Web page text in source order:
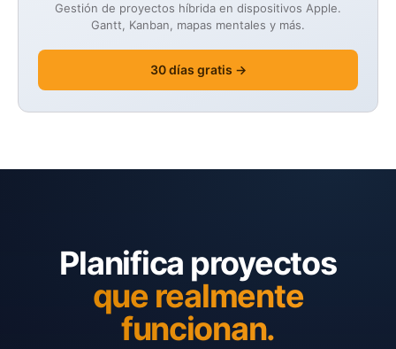
Gestión de proyectos híbrida en dispositivos Apple.
Gantt, Kanban, mapas mentales y más.
30 días gratis →
Planifica proyectos
que realmente
funcionan.